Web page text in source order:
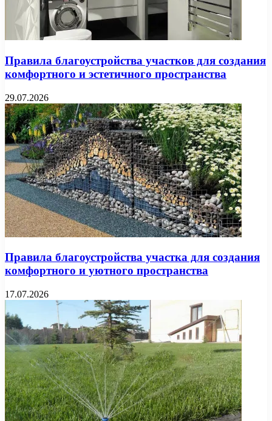
Правила благоустройства участков для создания
комфортного и эстетичного пространства
29.07.2026
Правила благоустройства участка для создания
комфортного и уютного пространства
17.07.2026